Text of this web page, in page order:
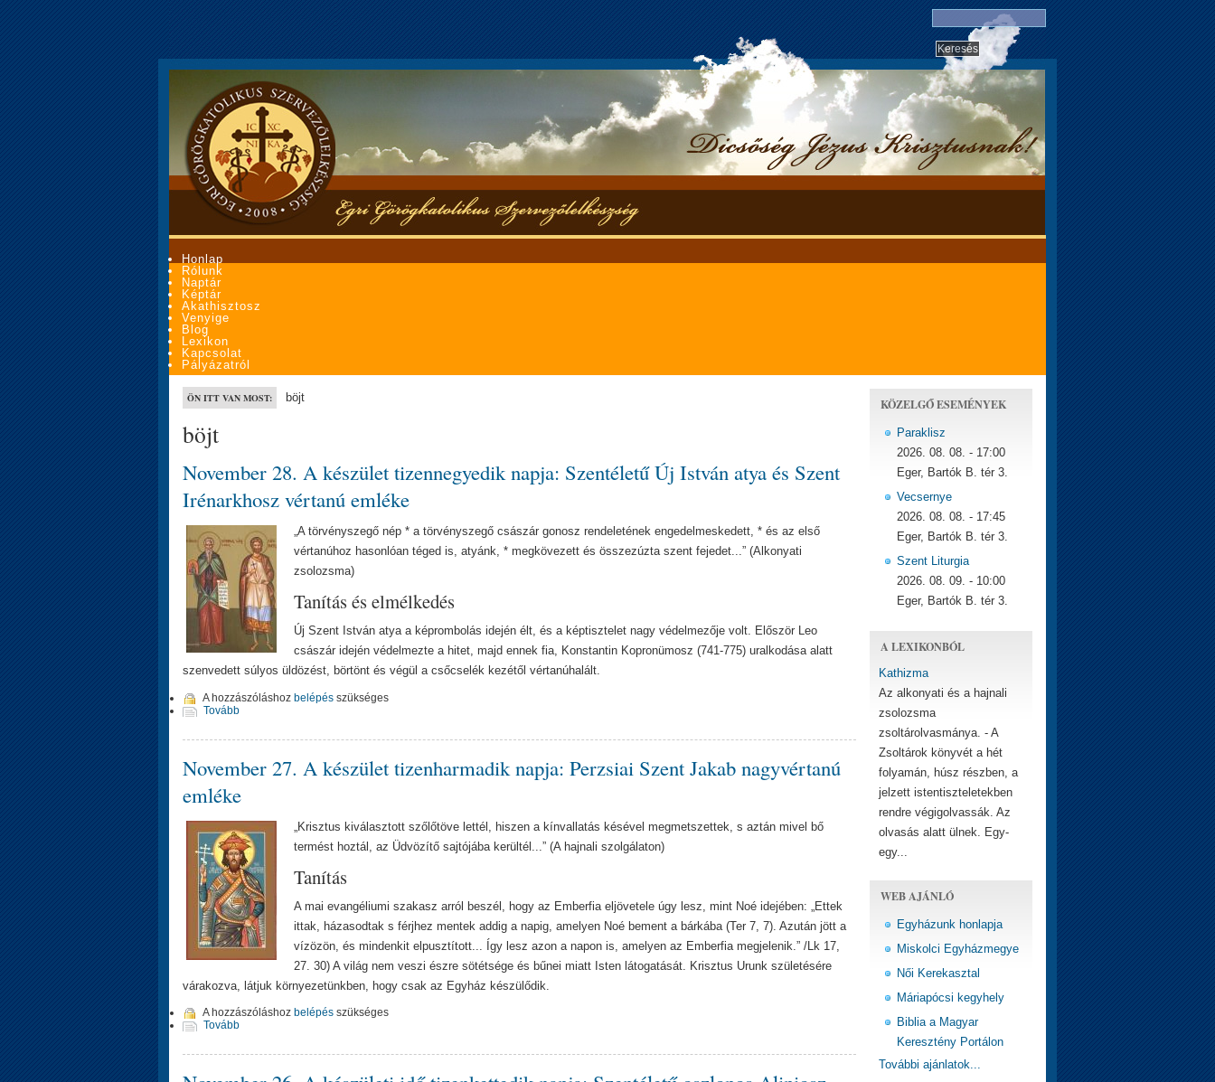
Honlap
Rólunk
Naptár
Képtár
Akathisztosz
Venyige
Blog
Lexikon
Kapcsolat
Pályázatról
ÖN ITT VAN MOST: böjt
böjt
November 28. A készület tizennegyedik napja: Szentéletű Új István atya és Szent
Irénarkhosz vértanú emléke
„A törvényszegő nép * a törvényszegő császár gonosz rendeletének engedelmeskedett, * és az első
vértanúhoz hasonlóan téged is, atyánk, * megkövezett és összezúzta szent fejedet...” (Alkonyati
zsolozsma)
Tanítás és elmélkedés
Új Szent István atya a képrombolás idején élt, és a képtisztelet nagy védelmezője volt. Először Leo
császár idején védelmezte a hitet, majd ennek fia, Konstantin Kopronümosz (741-775) uralkodása alatt
szenvedett súlyos üldözést, börtönt és végül a csőcselék kezétől vértanúhalált.
A hozzászóláshoz belépés szükséges
Tovább
November 27. A készület tizenharmadik napja: Perzsiai Szent Jakab nagyvértanú
emléke
„Krisztus kiválasztott szőlőtöve lettél, hiszen a kínvallatás késével megmetszettek, s aztán mivel bő
termést hoztál, az Üdvözítő sajtójába kerültél...” (A hajnali szolgálaton)
Tanítás
A mai evangéliumi szakasz arról beszél, hogy az Emberfia eljövetele úgy lesz, mint Noé idejében: „Ettek
ittak, házasodtak s férjhez mentek addig a napig, amelyen Noé bement a bárkába (Ter 7, 7). Azután jött a
vízözön, és mindenkit elpusztított... Így lesz azon a napon is, amelyen az Emberfia megjelenik.” /Lk 17,
27. 30) A világ nem veszi észre sötétsége és bűnei miatt Isten látogatását. Krisztus Urunk születésére
várakozva, látjuk környezetünkben, hogy csak az Egyház készülődik.
A hozzászóláshoz belépés szükséges
Tovább
KÖZELGŐ ESEMÉNYEK
Paraklisz
2026. 08. 08. - 17:00
Eger, Bartók B. tér 3.
Vecsernye
2026. 08. 08. - 17:45
Eger, Bartók B. tér 3.
Szent Liturgia
2026. 08. 09. - 10:00
Eger, Bartók B. tér 3.
A LEXIKONBÓL
Kathizma
Az alkonyati és a hajnali
zsolozsma
zsoltárolvasmánya. - A
Zsoltárok könyvét a hét
folyamán, húsz részben, a
jelzett istentiszteletekben
rendre végigolvassák. Az
olvasás alatt ülnek. Egy-
egy...
WEB AJÁNLÓ
Egyházunk honlapja
Miskolci Egyházmegye
Női Kerekasztal
Máriapócsi kegyhely
Biblia a Magyar
Keresztény Portálon
További ajánlatok...